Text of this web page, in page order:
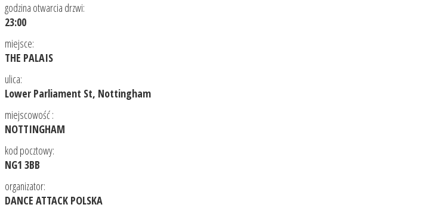
godzina otwarcia drzwi:
23:00
miejsce:
THE PALAIS
ulica:
Lower Parliament St, Nottingham
miejscowość :
NOTTINGHAM
kod pocztowy:
NG1 3BB
organizator:
DANCE ATTACK POLSKA